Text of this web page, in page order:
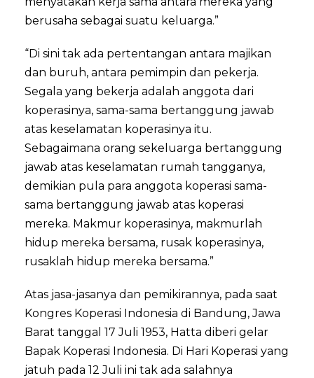
berusaha sebagai suatu keluarga.”
“Di sini tak ada pertentangan antara majikan
dan buruh, antara pemimpin dan pekerja.
Segala yang bekerja adalah anggota dari
koperasinya, sama-sama bertanggung jawab
atas keselamatan koperasinya itu.
Sebagaimana orang sekeluarga bertanggung
jawab atas keselamatan rumah tangganya,
demikian pula para anggota koperasi sama-
sama bertanggung jawab atas koperasi
mereka. Makmur koperasinya, makmurlah
hidup mereka bersama, rusak koperasinya,
rusaklah hidup mereka bersama.”
Atas jasa-jasanya dan pemikirannya, pada saat
Kongres Koperasi Indonesia di Bandung, Jawa
Barat tanggal 17 Juli 1953, Hatta diberi gelar
Bapak Koperasi Indonesia. Di Hari Koperasi yang
jatuh pada 12 Juli ini tak ada salahnya